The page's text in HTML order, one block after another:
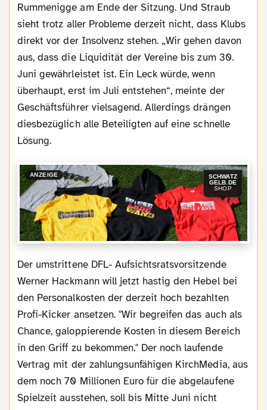
Rummenigge am Ende der Sitzung. Und Straub
sieht trotz aller Probleme derzeit nicht, dass Klubs
direkt vor der Insolvenz stehen. „Wir gehen davon
aus, dass die Liquidität der Vereine bis zum 30.
Juni gewährleistet ist. Ein Leck würde, wenn
überhaupt, erst im Juli entstehen“, meinte der
Geschäftsführer vielsagend. Allerdings drängen
diesbezüglich alle Beteiligten auf eine schnelle
Lösung.
ANZEIGE
SCHWATZ
GELB.DE
SHOP
Der umstrittene DFL- Aufsichtsratsvorsitzende
Werner Hackmann will jetzt hastig den Hebel bei
den Personalkosten der derzeit hoch bezahlten
Profi-Kicker ansetzen. "Wir begreifen das auch als
Chance, galoppierende Kosten in diesem Bereich
in den Griff zu bekommen." Der noch laufende
Vertrag mit der zahlungsunfähigen KirchMedia, aus
dem noch 70 Millionen Euro für die abgelaufene
Spielzeit ausstehen, soll bis Mitte Juni nicht